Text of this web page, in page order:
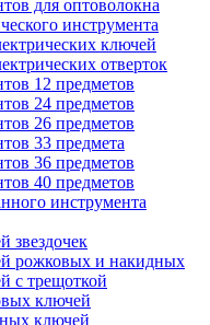
для оптоволокна
инструмента
ключей
отверток
12 предметов
24 предметов
26 предметов
33 предмета
36 предметов
40 предметов
инструмента
звездочек
рожковых и накидных
с трещоткой
ключей
ключей